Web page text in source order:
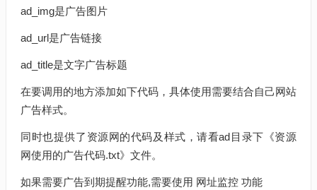
ad_img是广告图片
ad_url是广告链接
ad_title是文字广告标题
在要调用的地方添加如下代码，具体使用需要结合自己网站
广告样式。
同时也提供了资源网的代码及样式，请看ad目录下《资源
网使用的广告代码.txt》文件。
如果需要广告到期提醒功能,需要使用 网址监控 功能